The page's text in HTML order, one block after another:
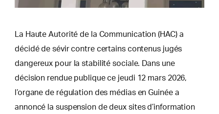
La Haute Autorité de la Communication (HAC) a
décidé de sévir contre certains contenus jugés
dangereux pour la stabilité sociale. Dans une
décision rendue publique ce jeudi 12 mars 2026,
l’organe de régulation des médias en Guinée a
annoncé la suspension de deux sites d’information